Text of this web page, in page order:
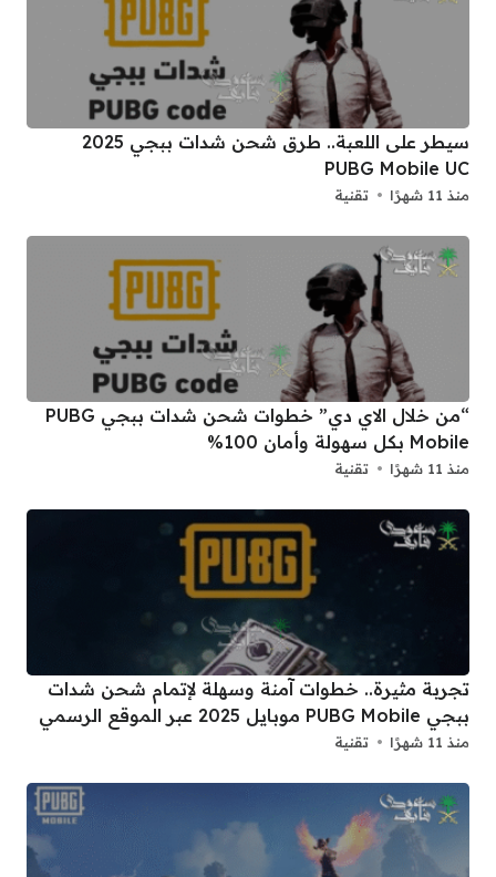
سيطر على اللعبة.. طرق شحن شدات ببجي 2025
PUBG Mobile UC
منذ 11 شهرًا تقنية
“من خلال الاي دي” خطوات شحن شدات ببجي PUBG
Mobile بكل سهولة وأمان 100%
منذ 11 شهرًا تقنية
تجربة مثيرة.. خطوات آمنة وسهلة لإتمام شحن شدات
ببجي PUBG Mobile موبايل 2025 عبر الموقع الرسمي
منذ 11 شهرًا تقنية